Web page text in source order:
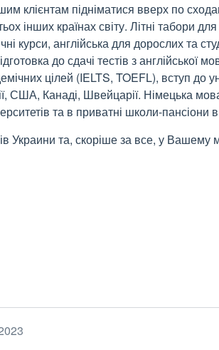
клієнтам підніматися вверх по
інших країнах світу. Літні табори для
курси, англійська для дорослих та
до сдачі тестів з англійської
цілей (IELTS, TOEFL), вступ до
США, Канаді, Швейцарії. Німецька
та в приватні школи-пансіони
Украини та, скоріше за все, у Вашему